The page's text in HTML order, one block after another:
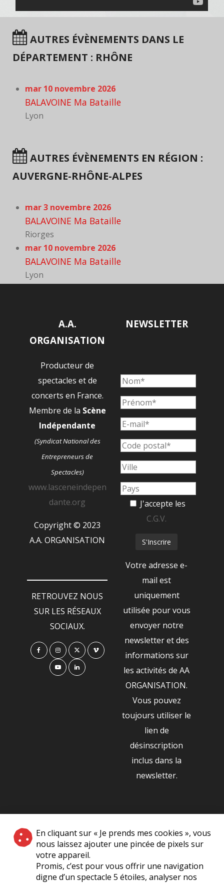
En cliquant sur « Je prends mes cookies », vous
nous laissez ajouter une pincée de pixels sur
votre appareil.
Promis, c’est pour vous offrir une navigation
digne d’un spectacle 5 étoiles, analyser nos
AUTRES ÉVÈNEMENTS DANS LE
DÉPARTEMENT : RHÔNE
mar 10 novembre 2026
BALAVOINE Ma Bataille
Lyon
AUTRES ÉVÈNEMENTS EN RÉGION :
AUVERGNE-RHÔNE-ALPES
mar 3 novembre 2026
BALAVOINE Ma Bataille
Riorges
mar 10 novembre 2026
BALAVOINE Ma Bataille
Lyon
A.A.
ORGANISATION
Producteur de
spectacles et de
concerts en France.
Membre de la Scène
Indépendante
(Syndicat National des
Entrepreneurs de
Spectacles)
www.lasceneindepen
dante.org
Copyright © 2023
A.A. ORGANISATION
RETROUVEZ NOUS
SUR LES RÉSEAUX
SOCIAUX.
NEWSLETTER
J'accepte les
C.G.V.
Votre adresse e-
mail est
uniquement
utilisée pour vous
envoyer notre
newsletter et des
informations sur
les activités de AA
ORGANISATION.
Vous pouvez
toujours utiliser le
lien de
désinscription
inclus dans la
newsletter.
NOS PARTENAIRES
|